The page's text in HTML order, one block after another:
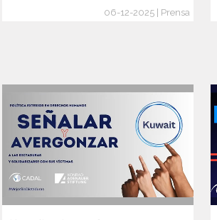
06-12-2025 | Prensa